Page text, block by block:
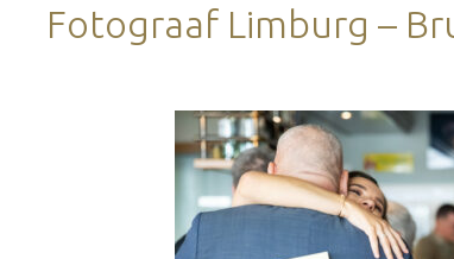
Fotograaf Limburg –